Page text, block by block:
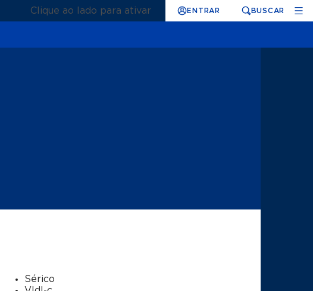
Clique ao lado para ativar ENTRAR BUSCAR
Sérico